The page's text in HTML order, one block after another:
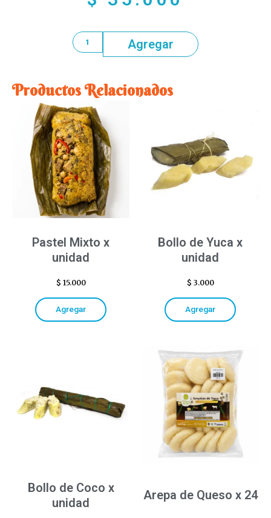
Agregar
Productos Relacionados
Pastel Mixto x
unidad
$ 15.000
Agregar
Bollo de Yuca x
unidad
$ 3.000
Agregar
Bollo de Coco x
unidad
Arepa de Queso x 24